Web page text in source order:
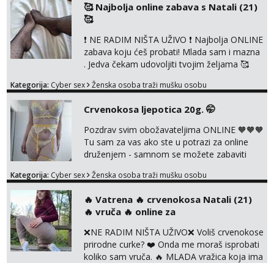
🧡 Videa🧡 solo squirt, razne anal igračke,
vibratori, s PARTNEROM, S KOLEGICAMA
lizanje, striptiz, footfetiši itd 🔞 ❣️Radim već
jako dugo, imam iskustva i više načina pla...
🥰 Najbolja online zabava s Natali (21)
🥰
❗ NE RADIM NIŠTA UŽIVO ❗ Najbolja ONLINE
zabava koju ćeš probati! Mlada sam i mazna
. Jedva čekam udovoljiti tvojim željama 🥰
se dogovorimo kako ćemo se zabaviti.
foto i video materijal u kojem se sama
diram, s kolegicama, s dečkom, igračkama
itd. Radim dopisivanje o seksi temama koje
nas uzbuđuju 🤭 Čekam...
Kategorija: Cyber sex Ženska osoba traži mušku osobu
Crvenokosa ljepotica 20g. 🤭
Pozdrav svim obožavateljima ONLINE 🧡🧡🧡
Tu sam za vas ako ste u potrazi za online
druženjem - samnom se možete zabaviti
dovoljna radim i u paru i trojci s kolegicama,
uz slike i hot line pozive. Za vas sam
pripremila i slike s licem u raznim
kombinacijama isto kao i razna videa 😈
Volim kinky stvari i dominaciju 🤫 ...
Kategorija: Cyber sex Ženska osoba traži mušku osobu
‎️‍🔥 Vatrena ‎️‍🔥 crvenokosa Natali (21)
‎️‍🔥 vruča‎ ️‍🔥 online za
❌NE RADIM NIŠTA UŽIVO❌ Voliš crvenokose
prirodne curke? ❤️ Onda me moraš isprobati
koliko sam vruča.‎ ️‍🔥 MLADA vražica koja ima